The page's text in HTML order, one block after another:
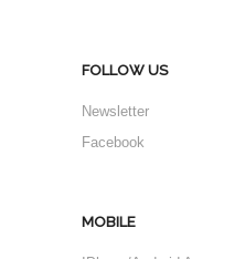
FOLLOW US
Newsletter
Facebook
MOBILE